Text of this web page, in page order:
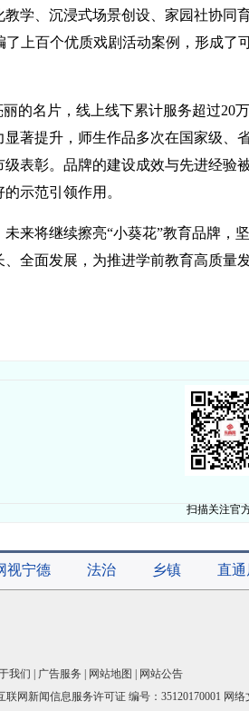
学、沉浸式场景创设、家园社协同
上百个优质戏剧活动案例，形成了
的名片，线上线下累计服务超过20万
著提升，师生作品多次在国家级、
表彰。品牌的建设成效与先进经验
示范引领作用。
来将继续擦亮“小葵花”教育品牌，
全面发展，为推进学前教育高质量
扫描关注官
视宁德 法治 乡镇 直通
我们 广告服务 网站地图
网站公告
联网新闻信息服务许可证 编号：35120170001 网